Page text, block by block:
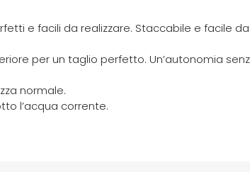
e facili da realizzare. Staccabile e facile
per un taglio perfetto. Un’autonomia
normale.
l’acqua corrente.